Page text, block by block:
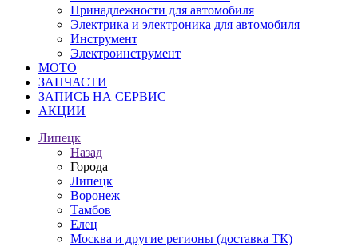
Принадлежности для автомобиля
Электрика и электроника для автомобиля
Инструмент
Электроинструмент
МОТО
ЗАПЧАСТИ
ЗАПИСЬ НА СЕРВИС
АКЦИИ
Липецк
Назад
Города
Липецк
Воронеж
Тамбов
Елец
Москва и другие регионы (доставка ТК)